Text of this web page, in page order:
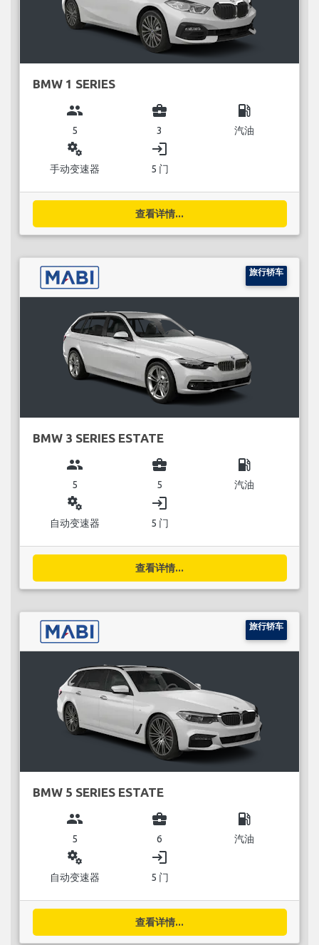
BMW 1 SERIES
group
5
business_center
3
local_gas_station
汽油
miscellaneous_services
手动变速器
login
5 门
查看详情...
旅行轿车
BMW 3 SERIES ESTATE
group
5
business_center
5
local_gas_station
汽油
miscellaneous_services
自动变速器
login
5 门
查看详情...
旅行轿车
BMW 5 SERIES ESTATE
group
5
business_center
6
local_gas_station
汽油
miscellaneous_services
自动变速器
login
5 门
查看详情...